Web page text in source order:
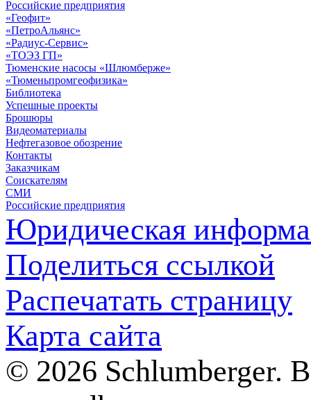
Российские предприятия
«Геофит»
«ПетроАльянс»
«Радиус-Сервис»
«ТОЭЗ ГП»
Тюменские насосы «Шлюмберже»
«Тюменьпромгеофизика»
Библиотека
Успешные проекты
Брошюры
Видеоматериалы
Нефтегазовое обозрение
Контакты
Заказчикам
Соискателям
СМИ
Российские предприятия
Юридическая
Поделиться ссылкой
Распечатать страницу
Карта сайта
© 2026 Schlumberger.